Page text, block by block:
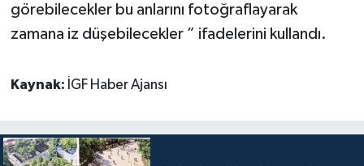
görebilecekler bu anlarını fotoğraflayarak
zamana iz düşebilecekler ” ifadelerini kullandı.
Kaynak: İGF Haber Ajansı